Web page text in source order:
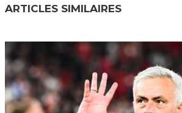
ARTICLES SIMILAIRES